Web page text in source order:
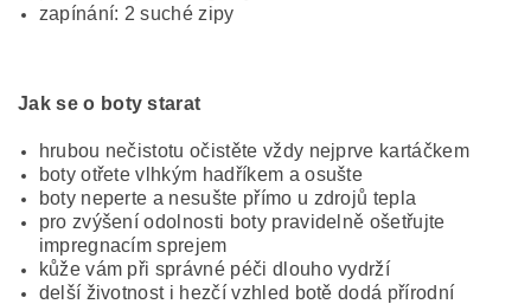
zapínání: 2 suché zipy
Jak se o boty starat
hrubou nečistotu očistěte vždy nejprve kartáčkem
boty otřete vlhkým hadříkem a osušte
boty neperte a nesušte přímo u zdrojů tepla
pro zvýšení odolnosti boty pravidelně ošetřujte
impregnacím sprejem
kůže vám při správné péči dlouho vydrží
delší životnost i hezčí vzhled botě dodá přírodní